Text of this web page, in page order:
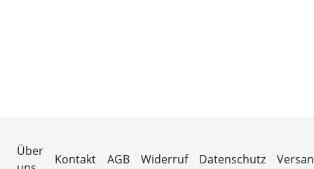
Über
Kontakt AGB Widerruf Datenschutz